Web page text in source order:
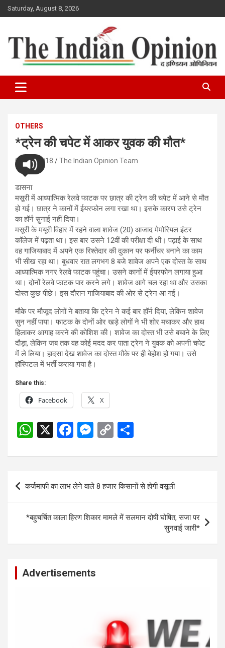
Skip
to
Saturday, August 8, 2026
Indian Opinion News
OTHERS
*ट्रेन की चपेट में आकर युवक की मौत*
05/04/2018 The Indian Opinion Team
डासना
मसूरी में आध्यात्मिक रेलवे फाटक पर छात्र की ट्रेन की चपेट में आने से मौत
हो गई। छात्र ने कानों में ईयरफोन लगा रखा था। इसके कारण उसे ट्रेन
का हॉर्न सुनाई नहीं दिया।
मसूरी के मयूरी विहार में रहने वाला शावेज (20) आजाद मेमोरियल इंटर
कॉलेज में पढ़ता था। इस बार उसने 12वीं की परीक्षा दी थी। पढ़ाई के साथ
वह गाजियाबाद में अपने एक रिश्तेदार की दुकान पर फर्नीचर बनाने का काम
भी सीख रहा था। बुधवार रात लगभग 8 बजे शावेज अपने एक दोस्त के साथ
आध्यात्मिक नगर रेलवे फाटक पहुंचा। उसने कानों में ईयरफोन लगाया हुआ
था। दोनों रेलवे फाटक पार करने लगे। शावेज आगे चल रहा था और उसका
दोस्त कुछ पीछे। इस दौरान गाजियाबाद की ओर से ट्रेन आ गई।
मौके पर मौजूद लोगों ने बताया कि ट्रेन ने कई बार हॉर्न दिया, लेकिन शावेज
सुन नहीं पाया। फाटक के दोनों ओर खड़े लोगों ने भी शोर मचाकर और हाथ
हिलाकर आगाह करने की कोशिश की। शावेज का दोस्त भी उसे बचाने के लिए
दौड़ा, लेकिन जब तक वह कोई मदद कर पाता ट्रेन ने युवक को अपनी चपेट
में ले लिया। हादसा देख शावेज का दोस्त मौके पर ही बेहोश हो गया। उसे
हॉस्पिटल में भर्ती कराया गया है।
Share this:
Facebook X
W
at
s
A
p
p
X
F
ce
b
o
o
k
M
se
n
g
er
C
py
Li
n
k
ar
e
Post
navigation
कर्जमाफी का लाभ लेने वाले 8 हजार किसानों से होगी वसूली
*बहुचर्चित काला हिरण शिकार मामले में सलमान दोषी घोषित, सजा पर
सुनवाई जारी*
Advertisements